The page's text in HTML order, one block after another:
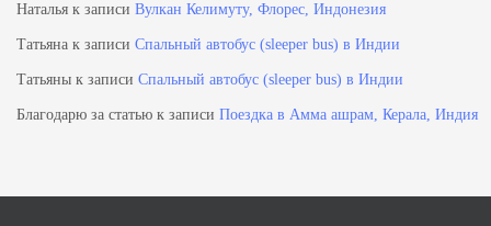
Наталья к записи Вулкан Келимуту, Флорес, Индонезия
Татьяна к записи Спальный автобус (sleeper bus) в Индии
Татьяны к записи Спальный автобус (sleeper bus) в Индии
Благодарю за статью к записи Поездка в Амма ашрам, Керала, Индия